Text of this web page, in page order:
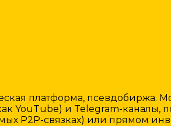
платформа, псевдобиржа.
YouTube) и Telegram-каналы,
P2P-связках) или прямом